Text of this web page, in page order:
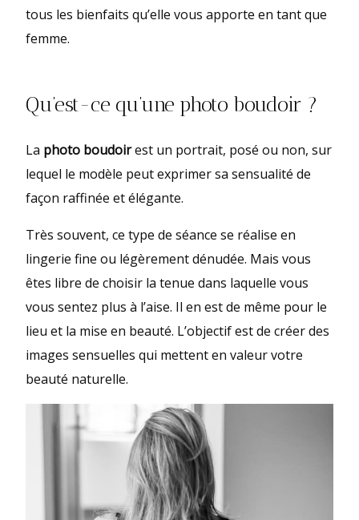
tous les bienfaits qu’elle vous apporte en tant que
femme.
Qu’est-ce qu’une photo boudoir ?
La photo boudoirest un portrait, posé ou non, sur
lequel le modèle peut exprimer sa sensualité de
façon raffinée et élégante.
Très souvent, ce type de séance se réalise en
lingerie fine ou légèrement dénudée. Mais vous
êtes libre de choisir la tenue dans laquelle vous
vous sentez plus à l’aise. Il en est de même pour le
lieu et la mise en beauté. L’objectif est de créer des
images sensuelles qui mettent en valeur votre
beauté naturelle.